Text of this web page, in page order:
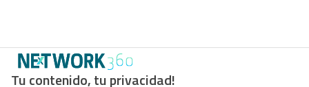
Tu contenido, tu privacidad!